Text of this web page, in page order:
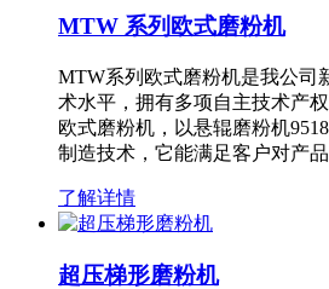
MTW 系列欧式磨粉机
MTW系列欧式磨粉机是我公司
术水平，拥有多项自主技术产
欧式磨粉机，以悬辊磨粉机
制造技术，它能满足客户对产
了解详情
超压梯形磨粉机